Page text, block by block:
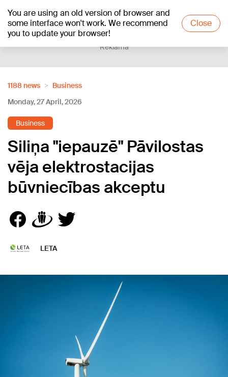
You are using an old version of browser and
some interface won't work. We recommend
you to update your browser!
Close
+20°C
Reklāma
1188 news
Business
Monday, 27 April, 2026
Business
Siliņa "iepauzē" Pāvilostas
vēja elektrostacijas
būvniecības akceptu
LETA